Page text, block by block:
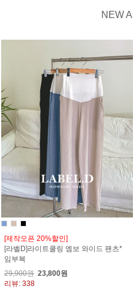
NEW
[제작오픈 20%할인]
[라벨D]라이트쿨링 엠보 와이드 팬츠*
임부복
29,900원 23,800원
리뷰: 338